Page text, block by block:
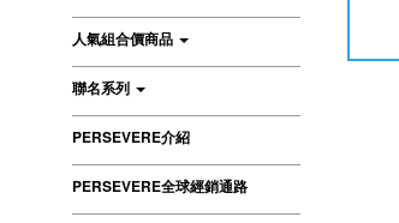
人氣組合價商品
聯名系列
PERSEVERE介紹
PERSEVERE全球經銷通路